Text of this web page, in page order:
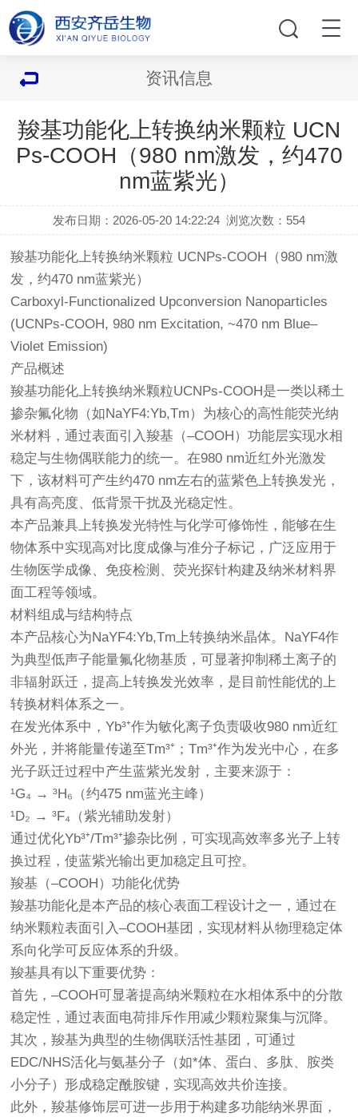
资讯信息
羧基功能化上转换纳米颗粒 UCN
Ps-COOH（980 nm激发，约470
nm蓝紫光）
发布日期：2026-05-20 14:22:24 浏览次数： 554
羧基功能化上转换纳米颗粒 UCNPs-COOH（980 nm激
发，约470 nm蓝紫光）
Carboxyl-Functionalized Upconversion Nanoparticles
(UCNPs-COOH, 980 nm Excitation, ~470 nm Blue–
Violet Emission)
产品概述
羧基功能化上转换纳米颗粒UCNPs-COOH是一类以稀土
掺杂氟化物（如NaYF4:Yb,Tm）为核心的高性能荧光纳
米材料，通过表面引入羧基（–COOH）功能层实现水相
稳定与生物偶联能力的统一。在980 nm近红外光激发
下，该材料可产生约470 nm左右的蓝紫色上转换发光，
具有高亮度、低背景干扰及光稳定性。
本产品兼具上转换发光特性与化学可修饰性，能够在生
物体系中实现高对比度成像与准分子标记，广泛应用于
生物医学成像、免疫检测、荧光探针构建及纳米材料界
面工程等领域。
材料组成与结构特点
本产品核心为NaYF4:Yb,Tm上转换纳米晶体。NaYF4作
为典型低声子能量氟化物基质，可显著抑制稀土离子的
非辐射跃迁，提高上转换发光效率，是目前性能优的上
转换材料体系之一。
在发光体系中，Yb³⁺作为敏化离子负责吸收980 nm近红
外光，并将能量传递至Tm³⁺；Tm³⁺作为发光中心，在多
光子跃迁过程中产生蓝紫光发射，主要来源于：
¹G₄ → ³H₆（约475 nm蓝光主峰）
¹D₂ → ³F₄（紫光辅助发射）
通过优化Yb³⁺/Tm³⁺掺杂比例，可实现高效率多光子上转
换过程，使蓝紫光输出更加稳定且可控。
羧基（–COOH）功能化优势
羧基功能化是本产品的核心表面工程设计之一，通过在
纳米颗粒表面引入–COOH基团，实现材料从物理稳定体
系向化学可反应体系的升级。
羧基具有以下重要优势：
首先，–COOH可显著提高纳米颗粒在水相体系中的分散
稳定性，通过表面电荷排斥作用减少颗粒聚集与沉降。
其次，羧基为典型的生物偶联活性基团，可通过
EDC/NHS活化与氨基分子（如*体、蛋白、多肽、胺类
小分子）形成稳定酰胺键，实现高效共价连接。
此外，羧基修饰层可进一步用于构建多功能纳米界面，